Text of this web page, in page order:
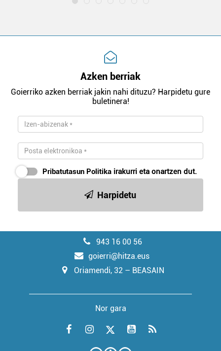
Azken berriak
Goierriko azken berriak jakin nahi dituzu? Harpidetu gure
buletinera!
Pribatutasun Politika irakurri eta onartzen dut.
Harpidetu
943 16 00 56
goierri@hitza.eus
Oriamendi, 32 – BEASAIN
Nor gara